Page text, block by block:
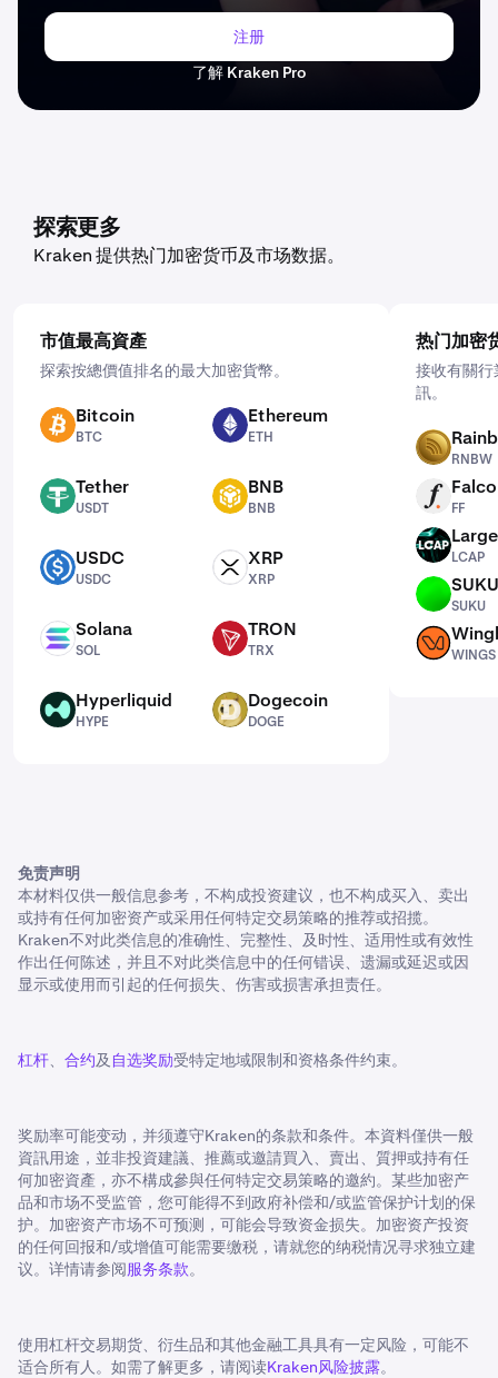
注册
了解 Kraken Pro
探索更多
Kraken 提供热门加密货币及市场数据。
市值最高資產
探索按總價值排名的最大加密貨幣。
BTC Bitcoin
BTC
ETH Ethereum
ETH
USDT Tether
USDT
BNB BNB
BNB
USDC USDC
USDC
XRP XRP
XRP
SOL Solana
SOL
TRX TRON
TRX
HYPE Hyperliquid
HYPE
DOGE Dogecoin
DOGE
热门加密
接收有關
訊。
RNBW
RNBW
FF
FF
LCAP
LCAP
SUKU
SUKU
WINGS
WINGS
免责声明
本材料仅供一般信息参考，不构成投资建议，也不构成买入、卖出
或持有任何加密资产或采用任何特定交易策略的推荐或招揽。
Kraken不对此类信息的准确性、完整性、及时性、适用性或有效性
作出任何陈述，并且不对此类信息中的任何错误、遗漏或延迟或因
显示或使用而引起的任何损失、伤害或损害承担责任。
杠杆、 合约及 自选奖励受特定地域限制和资格条件约束。
奖励率可能变动，并须遵守Kraken的条款和条件。本資料僅供一般
資訊用途，並非投資建議、推薦或邀請買入、賣出、質押或持有任
何加密資產，亦不構成參與任何特定交易策略的邀約。某些加密产
品和市场不受监管，您可能得不到政府补偿和/或监管保护计划的保
护。加密资产市场不可预测，可能会导致资金损失。加密资产投资
的任何回报和/或增值可能需要缴税，请就您的纳税情况寻求独立建
议。详情请参阅服务条款。
使用杠杆交易期货、衍生品和其他金融工具具有一定风险，可能不
适合所有人。如需了解更多，请阅读Kraken风险披露。